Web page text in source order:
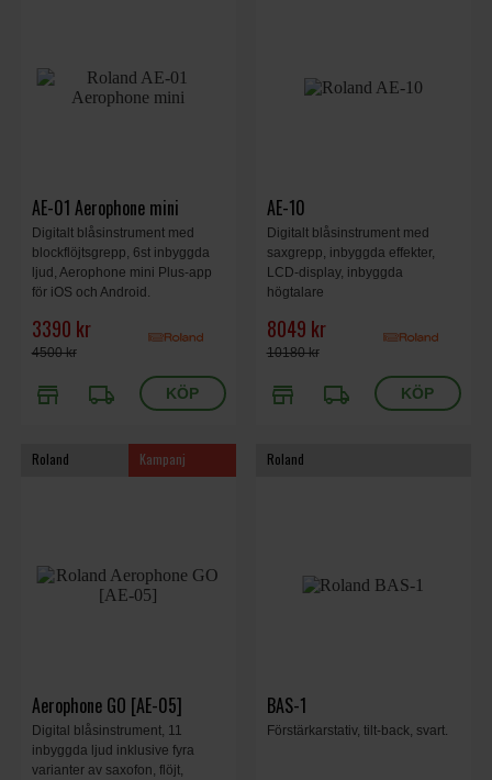
AE-01 Aerophone mini
Digitalt blåsinstrument med
blockflöjtsgrepp, 6st inbyggda
ljud, Aerophone mini Plus-app
för iOS och Android.
3390 kr
4500 kr
store local_shipping
AE-10
Digitalt blåsinstrument med
saxgrepp, inbyggda effekter,
LCD-display, inbyggda
högtalare
8049 kr
10180 kr
store local_shipping
Roland Kampanj
Aerophone GO [AE-05]
Digital blåsinstrument, 11
inbyggda ljud inklusive fyra
varianter av saxofon, flöjt,
Roland
BAS-1
Förstärkarstativ, tilt-back, svart.